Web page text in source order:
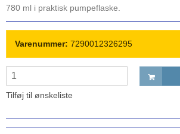
780 ml i praktisk pumpeflaske.
Varenummer: 7290012326295
Tilføj til ønskeliste